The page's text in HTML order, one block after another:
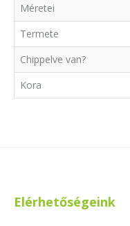
Méretei
Termete
Chippelve van?
Kora
Elérhetőségeink